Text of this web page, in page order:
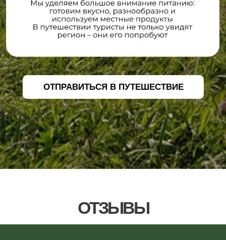
ОТЗЫВЫ
Согласие на обработку персональных данных
Политика конфиденциальности
* Meta, которой принадлежат Instagram и Facebook, признана экстремистской в России